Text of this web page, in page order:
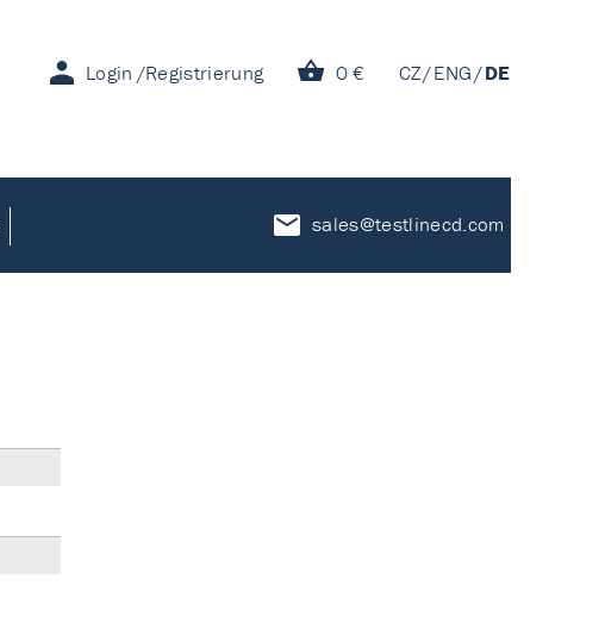
Login Registrierung 0 € CZ ENG DE
sales@testlinecd.com